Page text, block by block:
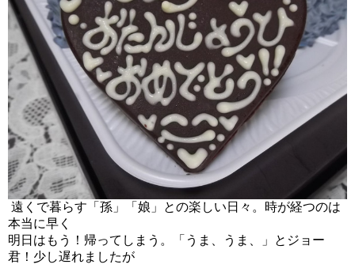
遠くで暮らす「孫」「娘」との楽しい日々。時が経つのは
本当に早く
明日はもう！帰ってしまう。「うま、うま、」とジョー
君！少し遅れましたが